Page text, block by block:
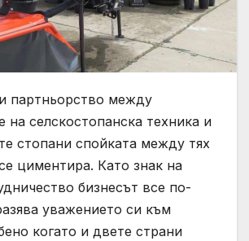
партньорство между
на селскостопанска техника и
стопани спойката между тях
циментира. Като знак на
бизнесът все по-
уважението си към
когато и двете страни